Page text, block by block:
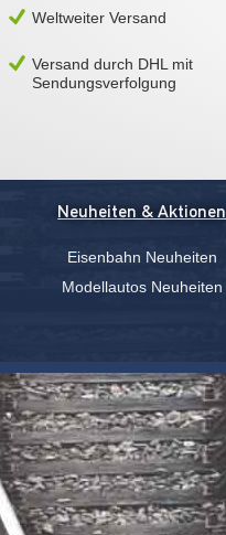
Weltweiter Versand
Versand durch DHL mit
Sendungsverfolgung
Neuheiten & Aktionen
Eisenbahn Neuheiten
Modellautos Neuheiten